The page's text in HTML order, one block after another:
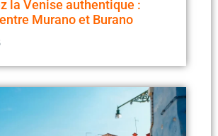
la Venise authentique :
Murano et Burano